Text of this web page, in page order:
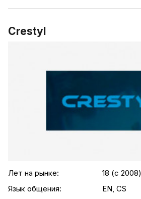
Crestyl
.agency-list-details
Лет на рынке:
18 (c 2008)
Язык общения:
EN, CS